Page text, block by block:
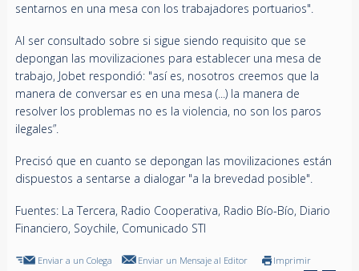
sentarnos en una mesa con los trabajadores portuarios".
Al ser consultado sobre si sigue siendo requisito que se
depongan las movilizaciones para establecer una mesa de
trabajo, Jobet respondió: "así es, nosotros creemos que la
manera de conversar es en una mesa (...) la manera de
resolver los problemas no es la violencia, no son los paros
ilegales”.
Precisó que en cuanto se depongan las movilizaciones están
dispuestos a sentarse a dialogar "a la brevedad posible".
Fuentes: La Tercera, Radio Cooperativa, Radio Bío-Bío, Diario
Financiero, Soychile, Comunicado STI
Enviar a un Colega Enviar un Mensaje al Editor Imprimir